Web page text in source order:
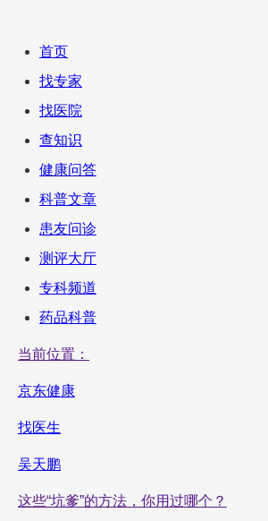
首页
找专家
找医院
查知识
健康问答
科普文章
患友问诊
测评大厅
专科频道
药品科普
当前位置：
京东健康
找医生
吴天鹏
这些“坑爹”的方法，你用过哪个？